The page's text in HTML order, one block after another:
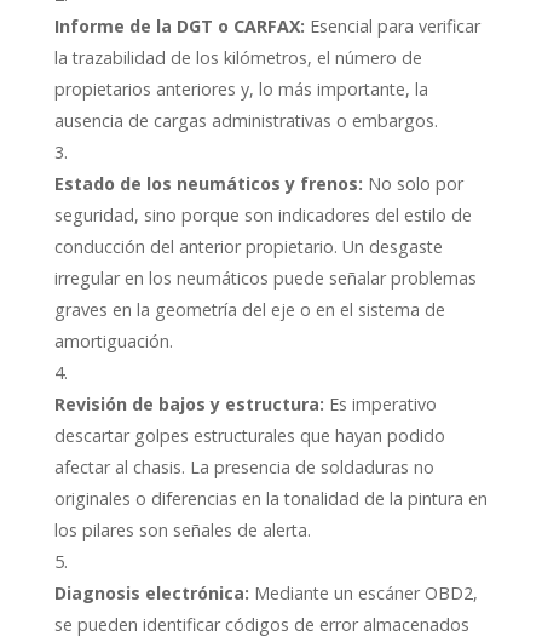
Informe de la DGT o CARFAX: Esencial para verificar
la trazabilidad de los kilómetros, el número de
propietarios anteriores y, lo más importante, la
ausencia de cargas administrativas o embargos.
Estado de los neumáticos y frenos: No solo por
seguridad, sino porque son indicadores del estilo de
conducción del anterior propietario. Un desgaste
irregular en los neumáticos puede señalar problemas
graves en la geometría del eje o en el sistema de
amortiguación.
Revisión de bajos y estructura: Es imperativo
descartar golpes estructurales que hayan podido
afectar al chasis. La presencia de soldaduras no
originales o diferencias en la tonalidad de la pintura en
los pilares son señales de alerta.
Diagnosis electrónica: Mediante un escáner OBD2,
se pueden identificar códigos de error almacenados